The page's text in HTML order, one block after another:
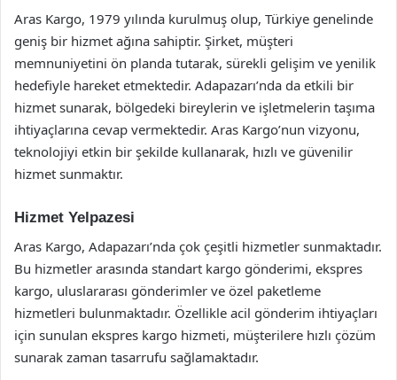
Aras Kargo, 1979 yılında kurulmuş olup, Türkiye genelinde
geniş bir hizmet ağına sahiptir. Şirket, müşteri
memnuniyetini ön planda tutarak, sürekli gelişim ve yenilik
hedefiyle hareket etmektedir. Adapazarı’nda da etkili bir
hizmet sunarak, bölgedeki bireylerin ve işletmelerin taşıma
ihtiyaçlarına cevap vermektedir. Aras Kargo’nun vizyonu,
teknolojiyi etkin bir şekilde kullanarak, hızlı ve güvenilir
hizmet sunmaktır.
Hizmet Yelpazesi
Aras Kargo, Adapazarı’nda çok çeşitli hizmetler sunmaktadır.
Bu hizmetler arasında standart kargo gönderimi, ekspres
kargo, uluslararası gönderimler ve özel paketleme
hizmetleri bulunmaktadır. Özellikle acil gönderim ihtiyaçları
için sunulan ekspres kargo hizmeti, müşterilere hızlı çözüm
sunarak zaman tasarrufu sağlamaktadır.